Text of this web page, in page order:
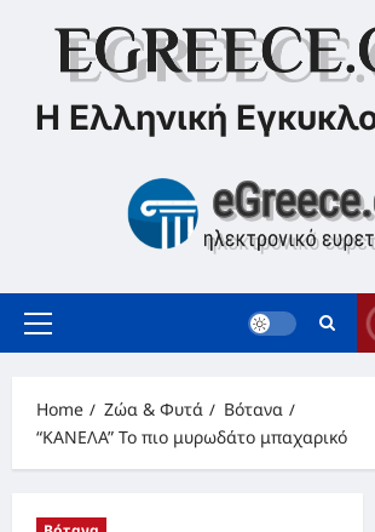
Η Ελληνική
Primary
Home Ζώα & Φυτά
Βότανα
“ΚΑΝΕΛΑ” Το πιο μυρωδάτο μπαχαρικό